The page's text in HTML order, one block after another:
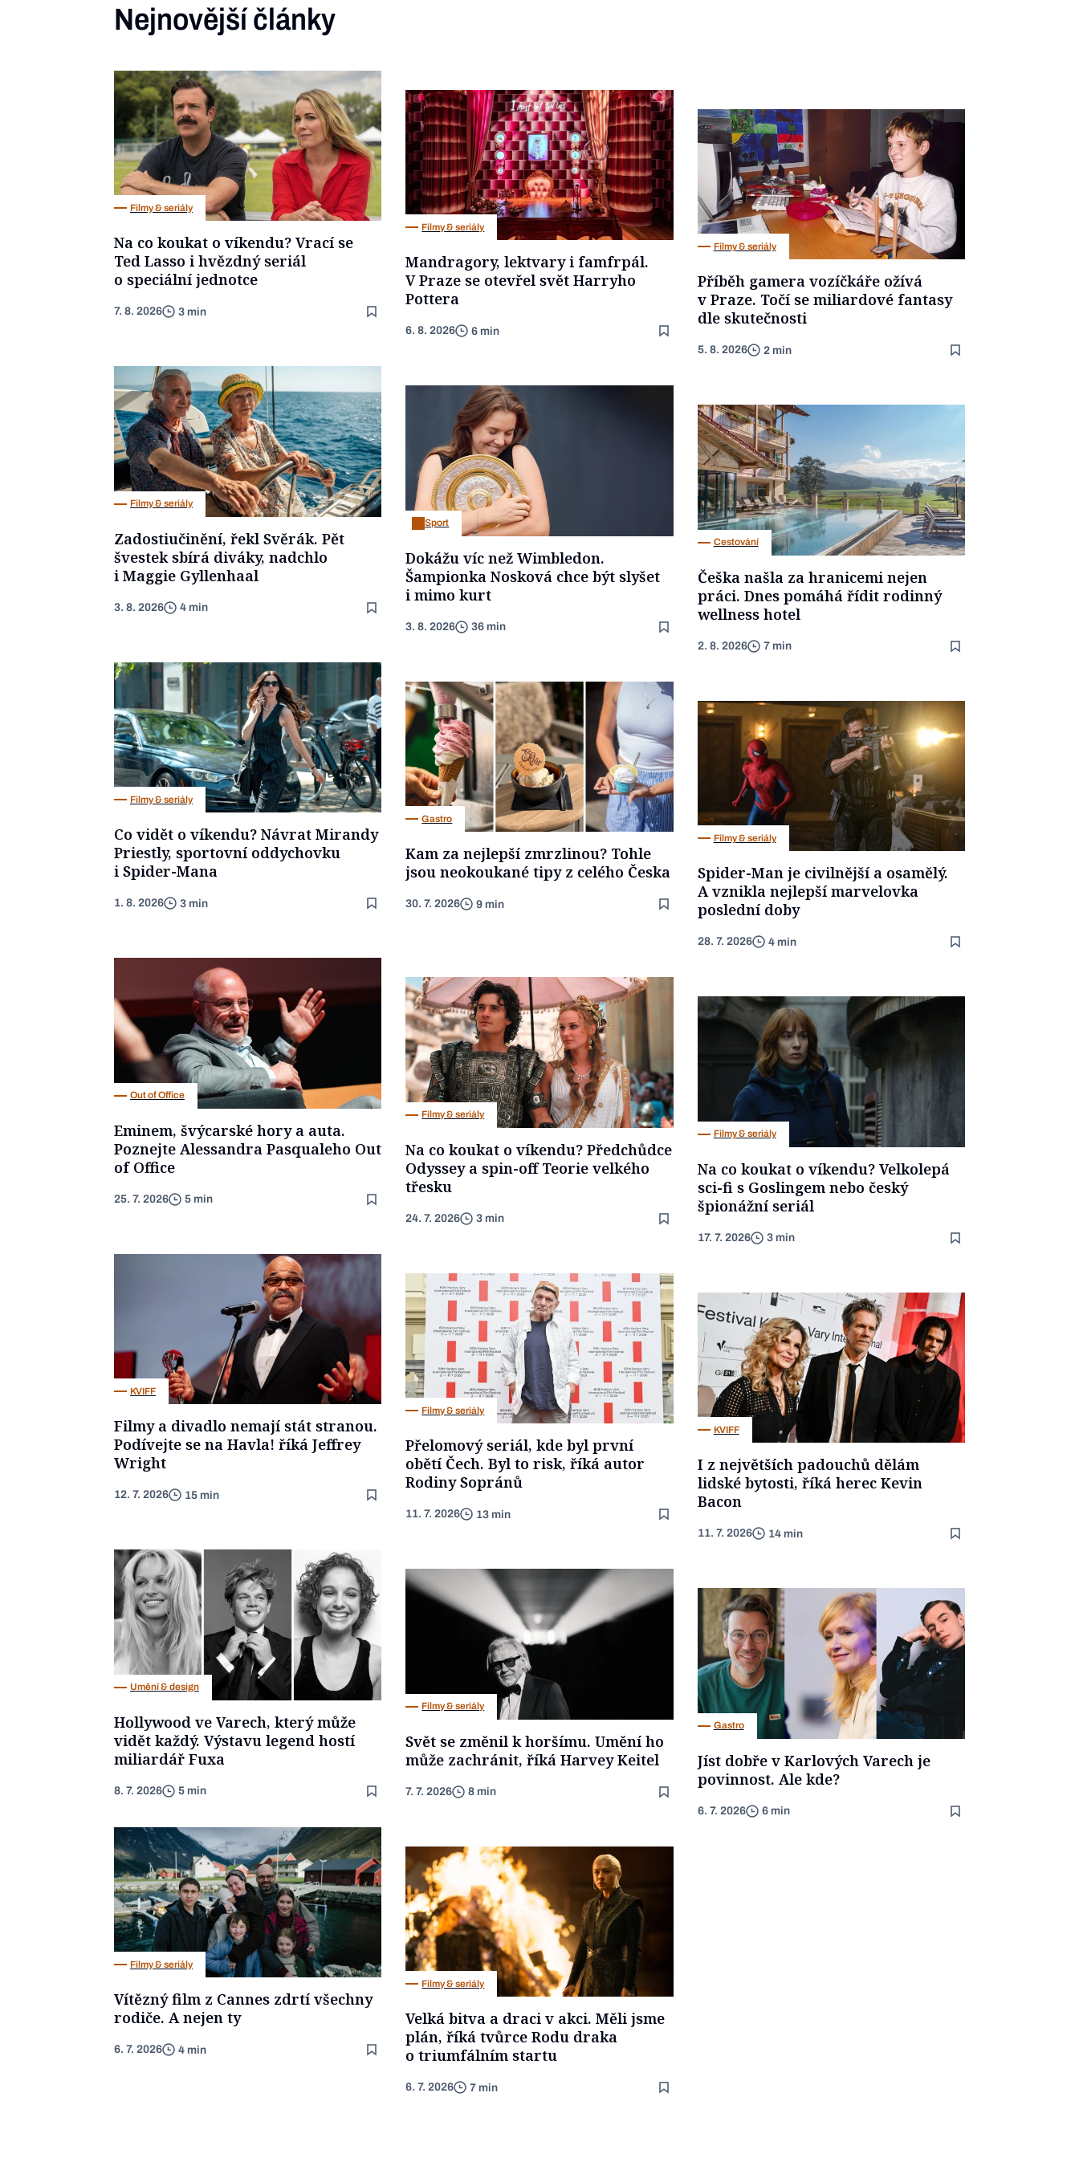
Nejnovější články
Filmy & seriály
Na co koukat o víkendu? Vrací se
Ted Lasso i hvězdný seriál
o speciální jednotce
7. 8. 2026 3 min
Filmy & seriály
Mandragory, lektvary i famfrpál.
V Praze se otevřel svět Harryho
Pottera
6. 8. 2026 6 min
Filmy & seriály
Příběh gamera vozíčkáře ožívá
v Praze. Točí se miliardové fantasy
dle skutečnosti
5. 8. 2026 2 min
Filmy & seriály
Zadostiučinění, řekl Svěrák. Pět
švestek sbírá diváky, nadchlo
i Maggie Gyllenhaal
3. 8. 2026 4 min
Sport
Dokážu víc než Wimbledon.
Šampionka Nosková chce být slyšet
i mimo kurt
3. 8. 2026 36 min
Cestování
Češka našla za hranicemi nejen
práci. Dnes pomáhá řídit rodinný
wellness hotel
2. 8. 2026 7 min
Filmy & seriály
Co vidět o víkendu? Návrat Mirandy
Priestly, sportovní oddychovku
i Spider-Mana
1. 8. 2026 3 min
Gastro
Kam za nejlepší zmrzlinou? Tohle
jsou neokoukané tipy z celého Česka
30. 7. 2026 9 min
Filmy & seriály
Spider-Man je civilnější a osamělý.
A vznikla nejlepší marvelovka
poslední doby
28. 7. 2026 4 min
Out of Office
Eminem, švýcarské hory a auta.
Poznejte Alessandra Pasqualeho Out
of Office
25. 7. 2026 5 min
Filmy & seriály
Na co koukat o víkendu? Předchůdce
Odyssey a spin-off Teorie velkého
třesku
24. 7. 2026 3 min
Filmy & seriály
Na co koukat o víkendu? Velkolepá
sci-fi s Goslingem nebo český
špionážní seriál
17. 7. 2026 3 min
KVIFF
Filmy a divadlo nemají stát stranou.
Podívejte se na Havla! říká Jeffrey
Wright
12. 7. 2026 15 min
Filmy & seriály
Přelomový seriál, kde byl první
obětí Čech. Byl to risk, říká autor
Rodiny Sopránů
11. 7. 2026 13 min
KVIFF
I z největších padouchů dělám
lidské bytosti, říká herec Kevin
Bacon
11. 7. 2026 14 min
Umění & design
Hollywood ve Varech, který může
vidět každý. Výstavu legend hostí
miliardář Fuxa
8. 7. 2026 5 min
Filmy & seriály
Svět se změnil k horšímu. Umění ho
může zachránit, říká Harvey Keitel
7. 7. 2026 8 min
Gastro
Jíst dobře v Karlových Varech je
povinnost. Ale kde?
6. 7. 2026 6 min
Filmy & seriály
Vítězný film z Cannes zdrtí všechny
rodiče. A nejen ty
6. 7. 2026 4 min
Filmy & seriály
Velká bitva a draci v akci. Měli jsme
plán, říká tvůrce Rodu draka
o triumfálním startu
6. 7. 2026 7 min